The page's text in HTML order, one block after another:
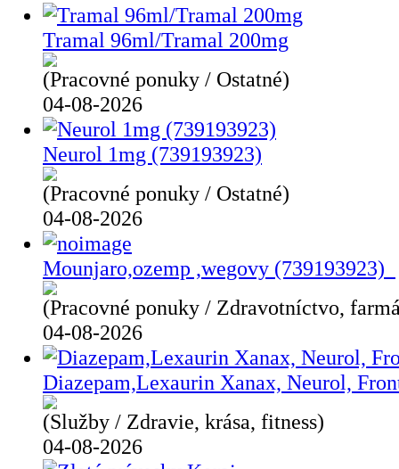
Tramal 96ml/Tramal 200mg
(Pracovné ponuky / Ostatné)
04-08-2026
Neurol 1mg (739193923)
(Pracovné ponuky / Ostatné)
04-08-2026
Mounjaro,ozemp ,wegovy (739193923)
(Pracovné ponuky / Zdravotníctvo,
04-08-2026
Diazepam,Lexaurin Xanax, Neurol,
(Služby / Zdravie, krása, fitness)
04-08-2026